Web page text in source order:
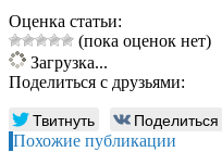
Оценка статьи:
(пока оценок нет)
Загрузка...
Поделиться с друзьями:
Твитнуть Поделиться
Похожие публикации